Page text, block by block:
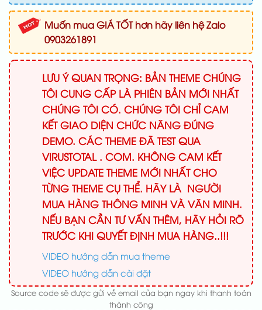
Muốn mua GIÁ TỐT hơn hãy liên hệ Zalo
0903261891
LƯU Ý QUAN TRỌNG: BẢN THEME CHÚNG
TÔI CUNG CẤP LÀ PHIÊN BẢN MỚI NHẤT
CHÚNG TÔI CÓ. CHÚNG TÔI CHỈ CAM
KẾT GIAO DIỆN CHỨC NĂNG ĐÚNG
DEMO. CÁC THEME ĐÃ TEST QUA
VIRUSTOTAL . COM. KHÔNG CAM KẾT
VIỆC UPDATE THEME MỚI NHẤT CHO
TỪNG THEME CỤ THỂ. HÃY LÀ NGƯỜI
MUA HÀNG THÔNG MINH VÀ VĂN MINH.
NẾU BẠN CẦN TƯ VẤN THÊM, HÃY HỎI RÕ
TRƯỚC KHI QUYẾT ĐỊNH MUA HÀNG..!!!
VIDEO hướng dẫn mua theme
VIDEO hướng dẫn cài đặt
Source code sẽ được gửi về email của bạn ngay khi thanh toán
thành công